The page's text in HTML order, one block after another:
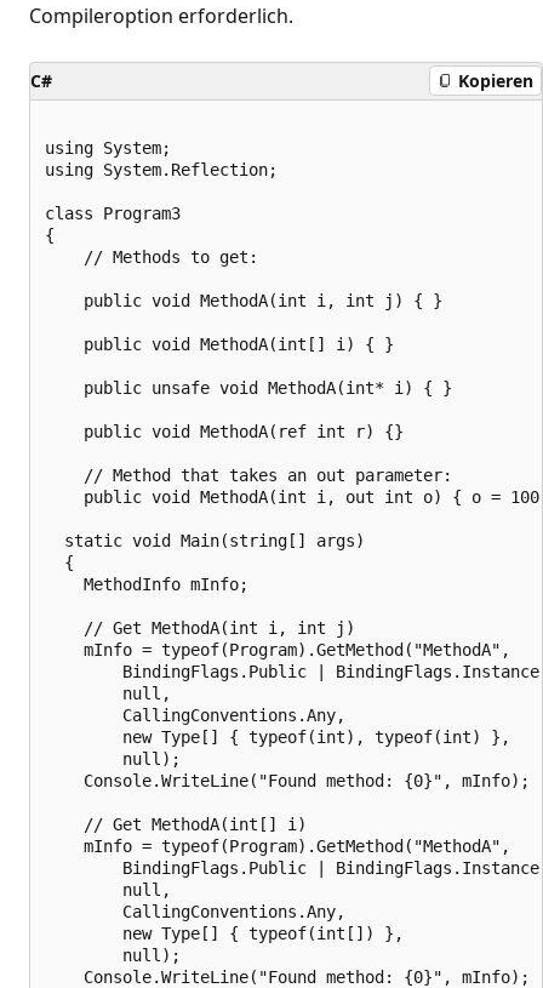
Compileroption erforderlich.
C# Kopieren
using System;
using System.Reflection;
class Program3
{
    // Methods to get:
    public void MethodA(int i, int j) { }
    public void MethodA(int[] i) { }
    public unsafe void MethodA(int* i) { }
    public void MethodA(ref int r) {}
    // Method that takes an out parameter:
public void MethodA(int i, out int o) { o =
  static void Main(string[] args)
  {
    MethodInfo mInfo;
    // Get MethodA(int i, int j)
    mInfo = typeof(Program).GetMethod("MethodA",
BindingFlags.Public |
        null,
        CallingConventions.Any,
        new Type[] { typeof(int), typeof(int) },
        null);
    Console.WriteLine("Found method: {0}", mInfo);
    // Get MethodA(int[] i)
    mInfo = typeof(Program).GetMethod("MethodA",
BindingFlags.Public |
        null,
        CallingConventions.Any,
        new Type[] { typeof(int[]) },
        null);
    Console.WriteLine("Found method: {0}", mInfo);